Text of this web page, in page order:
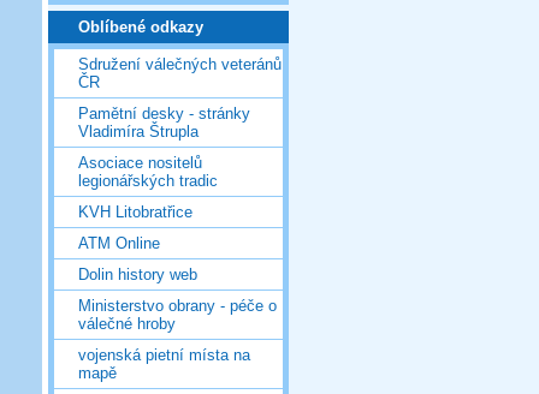
Oblíbené odkazy
Sdružení válečných veteránů
ČR
Pamětní desky - stránky
Vladimíra Štrupla
Asociace nositelů
legionářských tradic
KVH Litobratřice
ATM Online
Dolin history web
Ministerstvo obrany - péče o
válečné hroby
vojenská pietní místa na
mapě